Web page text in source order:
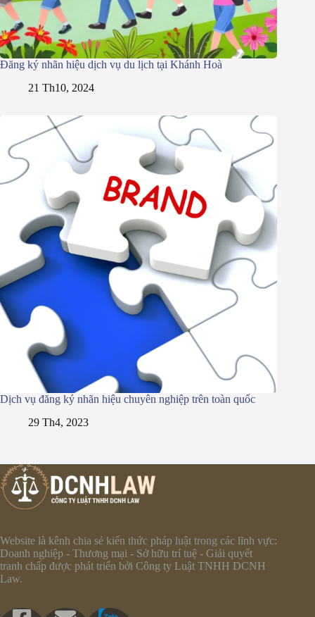
Đăng ký nhãn hiệu dịch vụ du lịch tại Khánh Hoà
21 Th10, 2024
Dịch vụ đăng ký nhãn hiệu chuyên nghiệp trên toàn quốc
29 Th4, 2023
Website là kênh chia sẻ kiến thức pháp luật trong các lĩnh vực:
Doanh nghiệp - Thương mại - Sở hữu trí tuệ - Giải quyết
tranh chấp được phát triển bởi Công ty Luật TNHH DCNH
Law.